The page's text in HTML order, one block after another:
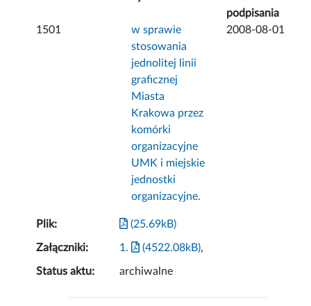
podpisania
1501
w sprawie
stosowania
jednolitej linii
graficznej
Miasta
Krakowa przez
komórki
organizacyjne
UMK i miejskie
jednostki
organizacyjne.
2008-08-01
Plik: (25.69kB)
Załączniki: 1. (4522.08kB),
Status aktu: archiwalne